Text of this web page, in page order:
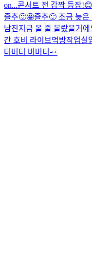
on...콘서트 전 감짝 등장!😊
즐추🙂🤩즐추🙂 조금 늦은
남진지금 올 줄 몰랐을거
간 호비 라이브먹방작업실
터버터 버버터🧈